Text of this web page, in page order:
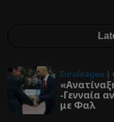
Euroleague |
-Γενναία
με Φαλ